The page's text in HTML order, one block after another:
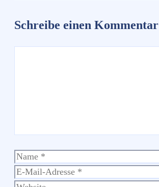
Schreibe einen Kommentar
Name